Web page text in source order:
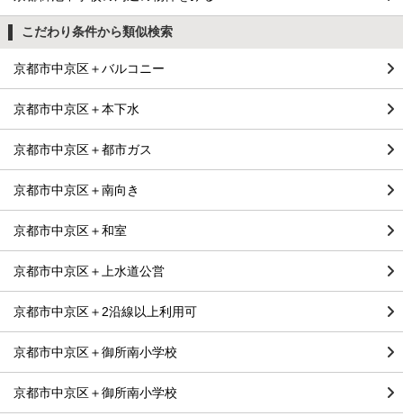
こだわり条件から類似検索
京都市中京区＋バルコニー
京都市中京区＋本下水
京都市中京区＋都市ガス
京都市中京区＋南向き
京都市中京区＋和室
京都市中京区＋上水道公営
京都市中京区＋2沿線以上利用可
京都市中京区＋御所南小学校
京都市中京区＋御所南小学校